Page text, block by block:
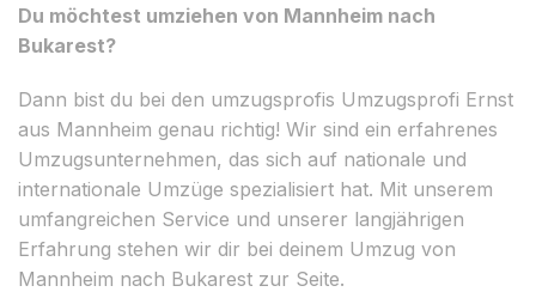
Du möchtest umziehen von Mannheim nach
Bukarest?
Dann bist du bei den umzugsprofis Umzugsprofi Ernst
aus Mannheim genau richtig! Wir sind ein erfahrenes
Umzugsunternehmen, das sich auf nationale und
internationale Umzüge spezialisiert hat. Mit unserem
umfangreichen Service und unserer langjährigen
Erfahrung stehen wir dir bei deinem Umzug von
Mannheim nach Bukarest zur Seite.